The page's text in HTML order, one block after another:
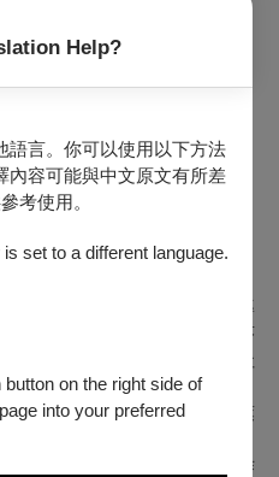
Help?
語言。你可以使用以下方法
內容可能與中文原文有所差
考使用。
set to a different language.
on the right side of
into your preferred
泰國及美國等地。編導作品
最佳劇本、最佳導演、最佳藝
獎；編劇作品《病號》獲邀參
此美好：王靖惇劇本集》。
此美好》、《美好如此》；故
週年作品《但是又何奈》（導
外公的咖啡時光》、《遇見自
、《乩身》；電影《成功補習
，現為紅潮劇集藝術總監，導
廳院駐館藝術家，並以《禁菸
金典獎。創作風格注重結合社
物內心複雜性。
》、《啞狗男人》、《茱麗葉
的禮服》、《漲紅潮紅。
《聊齋Rocks》；其他演出作